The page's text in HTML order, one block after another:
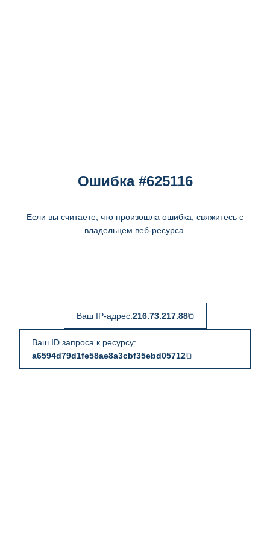
Ошибка #625116
Если вы считаете, что произошла ошибка, свяжитесь с
владельцем веб-ресурса.
Ваш IP-адрес:216.73.217.88
Ваш ID запроса к ресурсу:
a6594d79d1fe58ae8a3cbf35ebd05712